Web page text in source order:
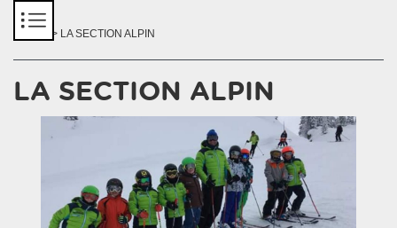
> LA SECTION ALPIN
LA SECTION ALPIN